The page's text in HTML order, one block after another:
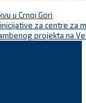
u Crnoj Gori
za centre za
projekta na